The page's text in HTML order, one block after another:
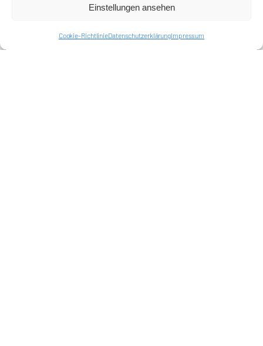
Einstellungen ansehen
Cookie-RichtlinieDatenschutzerklärungImpressum